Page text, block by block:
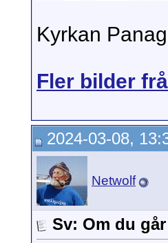
Kyrkan
Fler bilder
2024-03-08,
Netwolf
Sv: Om du